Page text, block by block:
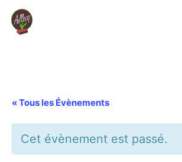
Aller
auCoopérative
« Tous les Évènements
Cet évènement est passé.